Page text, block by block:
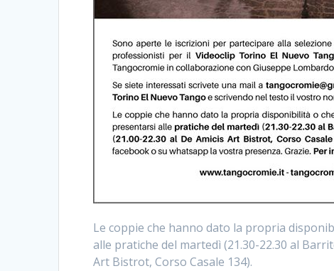
Le coppie che hanno dato la propria
alle pratiche del martedì (21.30-22.30 al
Art Bistrot, Corso Casale 134).